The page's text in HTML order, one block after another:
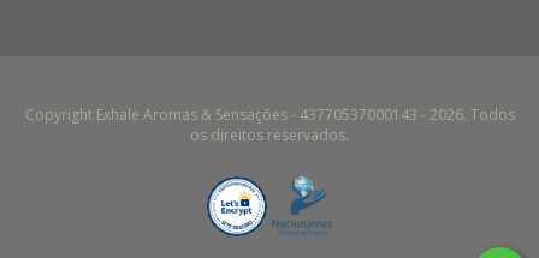
Copyright Exhale Aromas & Sensações - 43770537000143 - 2026. Todos
os direitos reservados.